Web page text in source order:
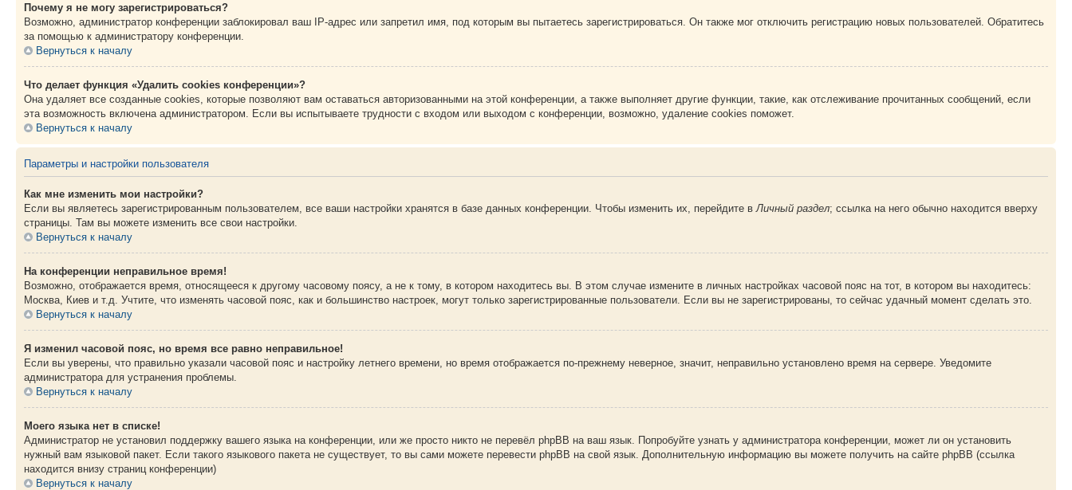
Почему я не могу зарегистрироваться?
Возможно, администратор конференции заблокировал ваш IP-адрес или запретил имя, под которым вы пытаетесь зарегистрироваться. Он также мог отключить регистрацию новых пользователей. Обратитесь
за помощью к администратору конференции.
Вернуться к началу
Что делает функция «Удалить cookies конференции»?
Она удаляет все созданные cookies, которые позволяют вам оставаться авторизованными на этой конференции, а также выполняет другие функции, такие, как отслеживание прочитанных сообщений, если
эта возможность включена администратором. Если вы испытываете трудности с входом или выходом с конференции, возможно, удаление cookies поможет.
Вернуться к началу
Параметры и настройки пользователя
Как мне изменить мои настройки?
Если вы являетесь зарегистрированным пользователем, все ваши настройки хранятся в базе данных конференции. Чтобы изменить их, перейдите вЛичный раздел; ссылка на него обычно находится вверху
страницы. Там вы можете изменить все свои настройки.
Вернуться к началу
На конференции неправильное время!
Возможно, отображается время, относящееся к другому часовому поясу, а не к тому, в котором находитесь вы. В этом случае измените в личных настройках часовой пояс на тот, в котором вы находитесь:
Москва, Киев и т.д. Учтите, что изменять часовой пояс, как и большинство настроек, могут только зарегистрированные пользователи. Если вы не зарегистрированы, то сейчас удачный момент сделать это.
Вернуться к началу
Я изменил часовой пояс, но время все равно неправильное!
Если вы уверены, что правильно указали часовой пояс и настройку летнего времени, но время отображается по-прежнему неверное, значит, неправильно установлено время на сервере. Уведомите
администратора для устранения проблемы.
Вернуться к началу
Моего языка нет в списке!
Администратор не установил поддержку вашего языка на конференции, или же просто никто не перевёл phpBB на ваш язык. Попробуйте узнать у администратора конференции, может ли он установить
нужный вам языковой пакет. Если такого языкового пакета не существует, то вы сами можете перевести phpBB на свой язык. Дополнительную информацию вы можете получить на сайте phpBB (ссылка
находится внизу страниц конференции)
Вернуться к началу